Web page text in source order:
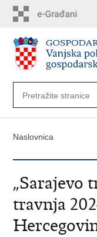
sadržaj
Naslovnica
„Sarajevo
travnja